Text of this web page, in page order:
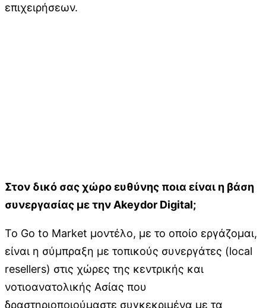
επιχειρήσεων.
Στον δικό σας χώρο ευθύνης ποια είναι η βάση
συνεργασίας με την Akeydor Digital;
Το Go to Market μοντέλο, με το οποίο εργάζομαι,
είναι η σύμπραξη με τοπικούς συνεργάτες (local
resellers) στις χώρες της κεντρικής και
νοτιοανατολικής Ασίας που
δραστηριοποιούμαστε συγκεκριμένα με τα